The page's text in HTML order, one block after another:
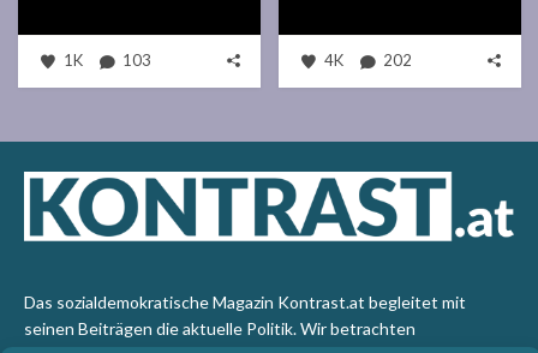
1K 103 4K 202
Das sozialdemokratische Magazin Kontrast.at begleitet mit
seinen Beiträgen die aktuelle Politik. Wir betrachten